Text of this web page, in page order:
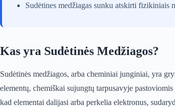
Sudėtines medžiagas sunku atskirti fizikiniais
Kas yra Sudėtinės Medžiagos?
Sudėtinės medžiagos, arba cheminiai junginiai, yra
elementų, chemiškai sujungtų tarpusavyje
kad elementai dalijasi arba perkelia elektronus,